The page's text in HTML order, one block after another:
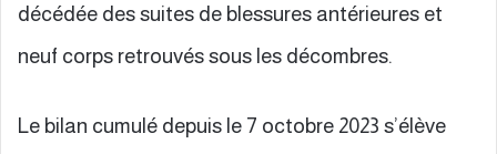
décédée des suites de blessures antérieures et
neuf corps retrouvés sous les décombres.
Le bilan cumulé depuis le 7 octobre 2023 s’élève